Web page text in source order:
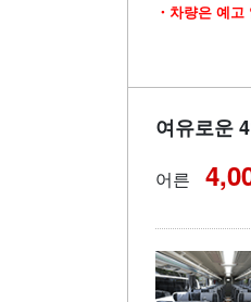
・차량은 예
여유로운
어른